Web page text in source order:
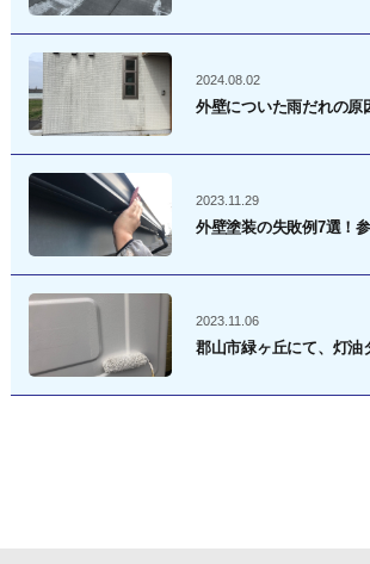
2024.08.02
外壁についた雨だれの原
2023.11.29
外壁塗装の失敗例7選！
2023.11.06
郡山市緑ヶ丘にて、灯油